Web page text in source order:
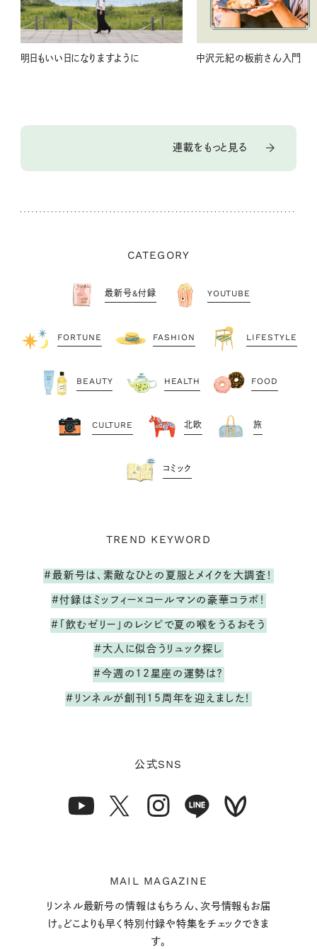
明日もいい日になりますように 中沢元紀の板前さん入門
連載をもっと見る
CATEGORY
最新号&付録 YOUTUBE
FORTUNE FASHION LIFESTYLE
BEAUTY HEALTH FOOD
CULTURE 北欧 旅
コミック
TREND KEYWORD
#最新号は、素敵なひとの夏服とメイクを大調査！
#付録はミッフィー×コールマンの豪華コラボ！
#「飲むゼリー」のレシピで夏の喉をうるおそう
#大人に似合うリュック探し
#今週の12星座の運勢は？
#リンネルが創刊15周年を迎えました！
公式SNS
MAIL MAGAZINE
リンネル最新号の情報はもちろん、次号情報もお届
け。どこよりも早く特別付録や特集をチェックできま
す。